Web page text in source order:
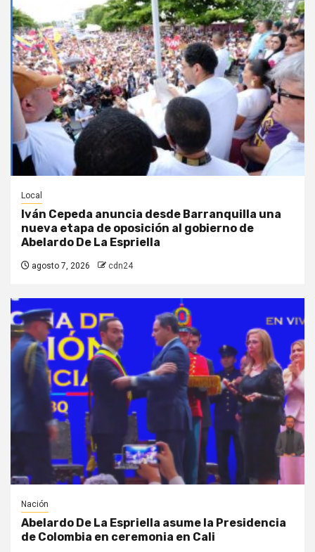
Local
Iván Cepeda anuncia desde Barranquilla una
nueva etapa de oposición al gobierno de
Abelardo De La Espriella
agosto 7, 2026 cdn24
Nación
Abelardo De La Espriella asume la Presidencia
de Colombia en ceremonia en Cali